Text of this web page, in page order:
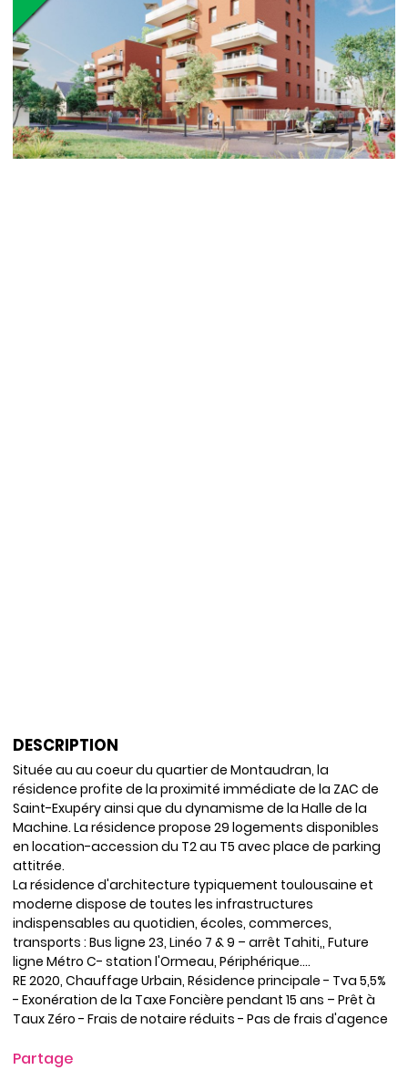
DESCRIPTION
Située au au coeur du quartier de Montaudran, la
résidence profite de la proximité immédiate de la ZAC de
Saint-Exupéry ainsi que du dynamisme de la Halle de la
Machine. La résidence propose 29 logements disponibles
en location-accession du T2 au T5 avec place de parking
attitrée.
La résidence d'architecture typiquement toulousaine et
moderne dispose de toutes les infrastructures
indispensables au quotidien, écoles, commerces,
transports : Bus ligne 23, Linéo 7 & 9 – arrêt Tahiti,, Future
ligne Métro C- station l'Ormeau, Périphérique….
RE 2020, Chauffage Urbain, Résidence principale - Tva 5,5%
- Exonération de la Taxe Foncière pendant 15 ans – Prêt à
Taux Zéro - Frais de notaire réduits - Pas de frais d'agence
Partage